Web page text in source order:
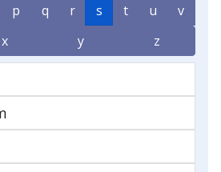
p q r s t u
v
x y z